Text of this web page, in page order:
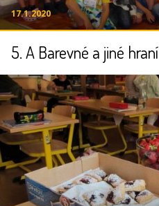
17.1.2020
5. A Barevné a jiné hraní